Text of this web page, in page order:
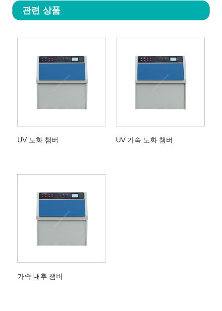
관련 상품
UV 노화 챔버 UV 가속 노화 챔버
가속 내후 챔버